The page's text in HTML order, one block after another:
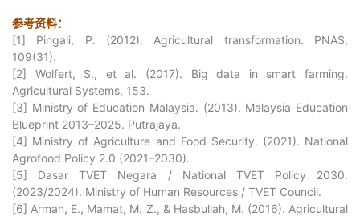
参考资料：
[1] Pingali, P. (2012). Agricultural transformation. PNAS,
109(31).
[2] Wolfert, S., et al. (2017). Big data in smart farming.
Agricultural Systems, 153.
[3] Ministry of Education Malaysia. (2013). Malaysia Education
Blueprint 2013–2025. Putrajaya.
[4] Ministry of Agriculture and Food Security. (2021). National
Agrofood Policy 2.0 (2021–2030).
[5] Dasar TVET Negara / National TVET Policy 2030.
(2023/2024). Ministry of Human Resources / TVET Council.
[6] Arman, E., Mamat, M. Z., & Hasbullah, M. (2016). Agricultural